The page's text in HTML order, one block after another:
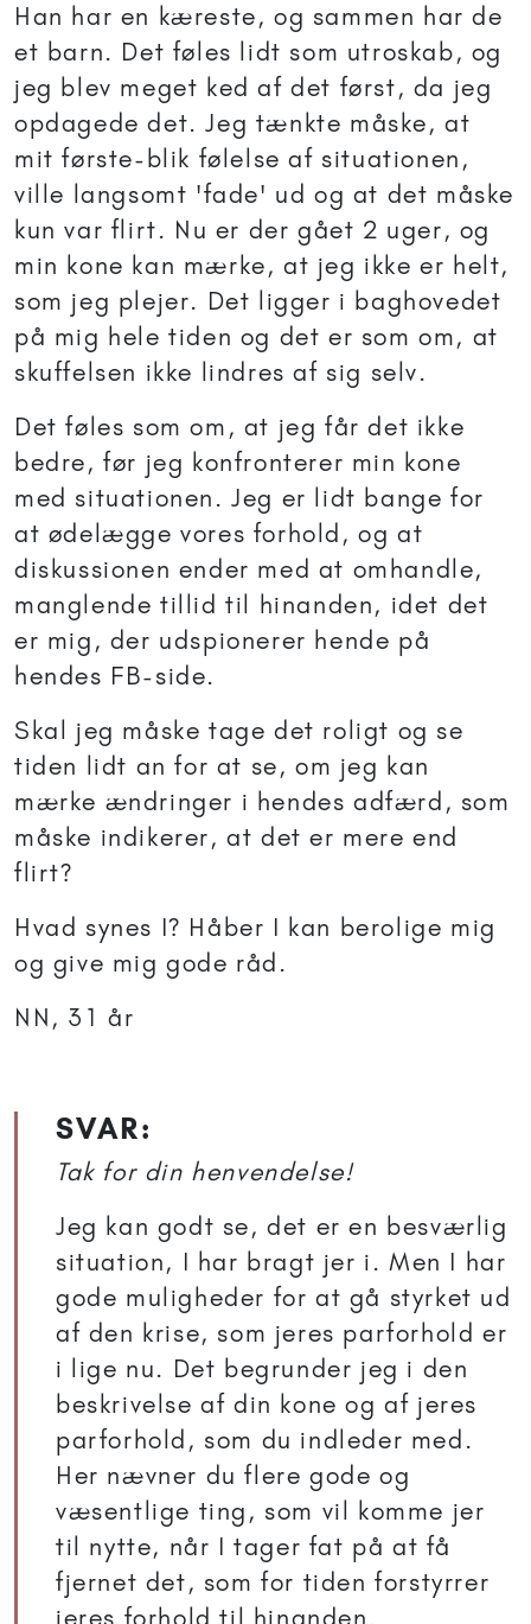
Han har en kæreste, og sammen har de
et barn. Det føles lidt som utroskab, og
jeg blev meget ked af det først, da jeg
opdagede det. Jeg tænkte måske, at
mit første-blik følelse af situationen,
ville langsomt 'fade' ud og at det måske
kun var flirt. Nu er der gået 2 uger, og
min kone kan mærke, at jeg ikke er helt,
som jeg plejer. Det ligger i baghovedet
på mig hele tiden og det er som om, at
skuffelsen ikke lindres af sig selv.
Det føles som om, at jeg får det ikke
bedre, før jeg konfronterer min kone
med situationen. Jeg er lidt bange for
at ødelægge vores forhold, og at
diskussionen ender med at omhandle,
manglende tillid til hinanden, idet det
er mig, der udspionerer hende på
hendes FB-side.
Skal jeg måske tage det roligt og se
tiden lidt an for at se, om jeg kan
mærke ændringer i hendes adfærd, som
måske indikerer, at det er mere end
flirt?
Hvad synes I? Håber I kan berolige mig
og give mig gode råd.
NN, 31 år
SVAR:
Tak for din henvendelse!
Jeg kan godt se, det er en besværlig
situation, I har bragt jer i. Men I har
gode muligheder for at gå styrket ud
af den krise, som jeres parforhold er
i lige nu. Det begrunder jeg i den
beskrivelse af din kone og af jeres
parforhold, som du indleder med.
Her nævner du flere gode og
væsentlige ting, som vil komme jer
til nytte, når I tager fat på at få
fjernet det, som for tiden forstyrrer
jeres forhold til hinanden.